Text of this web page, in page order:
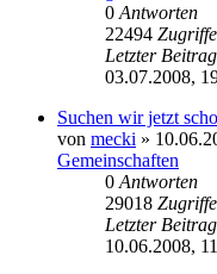
0 Antworten
22494 Zugriffe
Letzter Beitrag
03.07.2008,
Suchen wir jetzt
von mecki »
Gemeinschaften
0 Antworten
29018 Zugriffe
Letzter Beitrag
10.06.2008,